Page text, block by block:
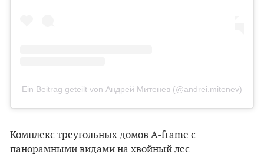
Ein Beitrag geteilt von Андрей Митенев (@andrei.mitenev)
Комплекс треугольных домов A-frame с
панорамными видами на хвойный лес